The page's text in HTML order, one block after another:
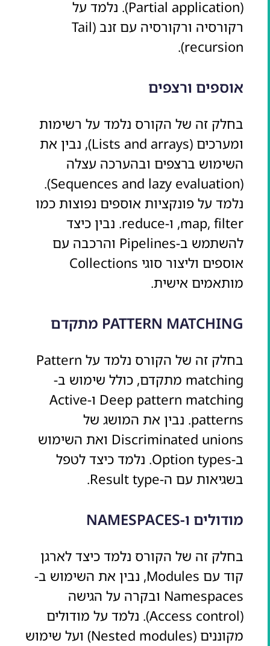
(Partial application). נלמד על
רקורסיה ורקורסיה עם זנב (Tail
recursion).
אוספים ורצפים
בחלק זה של הקורס נלמד על רשימות
ומערכים (Lists and arrays), נבין את
השימוש ברצפים ובהערכה עצלה
(Sequences and lazy evaluation).
נלמד על פונקציות אוספים נפוצות כמו
map, filter, ו-reduce. נבין כיצד
להשתמש ב-Pipelines והרכבה עם
אוספים וליצור סוגי Collections
מותאמים אישית.
PATTERN MATCHING מתקדם
בחלק זה של הקורס נלמד על Pattern
matching מתקדם, כולל שימוש ב-
Deep pattern matching ו-Active
patterns. נבין את המושג של
Discriminated unions ואת השימוש
ב-Option types. נלמד כיצד לטפל
בשגיאות עם ה-Result type.
מודולים ו-NAMESPACES
בחלק זה של הקורס נלמד כיצד לארגן
קוד עם Modules, נבין את השימוש ב-
Namespaces ובקרה על הגישה
(Access control). נלמד על מודולים
מקוננים (Nested modules) ועל שימוש